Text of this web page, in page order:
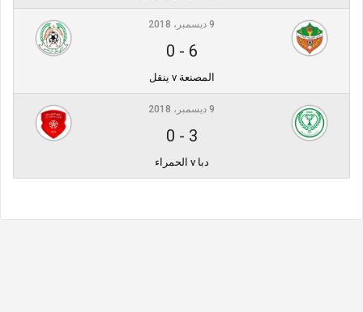
9 ديسمبر، 2018
6
-
0
المصنعة v ينقل
9 ديسمبر، 2018
3
-
0
دبا v الحمراء